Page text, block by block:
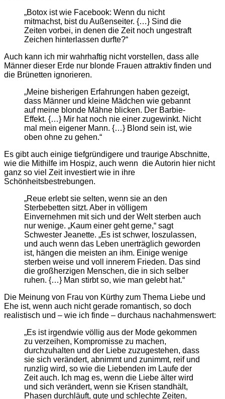
„Botox ist wie Facebook: Wenn du nicht
mitmachst, bist du Außenseiter. {…} Sind die
Zeiten vorbei, in denen die Zeit noch ungestraft
Zeichen hinterlassen durfte?“
Auch kann ich mir wahrhaftig nicht vorstellen, dass alle
Männer dieser Erde nur blonde Frauen attraktiv finden und
die Brünetten ignorieren.
„Meine bisherigen Erfahrungen haben gezeigt,
dass Männer und kleine Mädchen wie gebannt
auf meine blonde Mähne blicken. Der Barbie-
Effekt. {…} Mir hat noch nie einer zugewinkt. Nicht
mal mein eigener Mann. {…} Blond sein ist, wie
oben ohne zu gehen.“
Es gibt auch einige tiefgründigere und traurige Abschnitte,
wie die Mithilfe im Hospiz, auch wenn die Autorin hier nicht
ganz so viel Zeit investiert wie in ihre
Schönheitsbestrebungen.
„Reue erlebt sie selten, wenn sie an den
Sterbebetten sitzt. Aber in völligem
Einvernehmen mit sich und der Welt sterben auch
nur wenige. „Kaum einer geht gerne,“ sagt
Schwester Jeanette. „Es ist schwer, loszulassen,
und auch wenn das Leben unerträglich geworden
ist, hängen die meisten an ihm. Einige wenige
sterben weise und voll innerem Frieden. Das sind
die großherzigen Menschen, die in sich selber
ruhen. {…} Man stirbt so, wie man gelebt hat.“
Die Meinung von Frau von Kürthy zum Thema Liebe und
Ehe ist, wenn auch nicht gerade romantisch, so doch
realistisch und – wie ich finde – durchaus nachahmenswert:
„Es ist irgendwie völlig aus der Mode gekommen
zu verzeihen, Kompromisse zu machen,
durchzuhalten und der Liebe zuzugestehen, dass
sie sich verändert, abnimmt und zunimmt, reif und
runzlig wird, so wie die Liebenden im Laufe der
Zeit auch. Ich mag es, wenn die Liebe älter wird
und sich verändert, wenn sie Krisen standhält,
Phasen durchläuft, gute und schlechte Zeiten,